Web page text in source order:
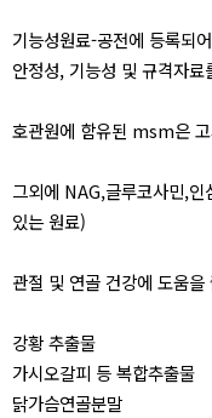
기능성원료-공전에 등록되
안정성, 기능성 및 규격자
호관원에 함유된 msm은
그외에 NAG,글루코사민,
있는 원료)
관절 및 연골 건강에 도움
강황 추출물
가시오갈피 등 복합추출물
닭가슴연골분말